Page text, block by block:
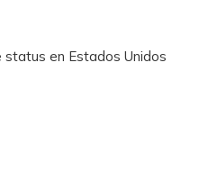
en Estados Unidos